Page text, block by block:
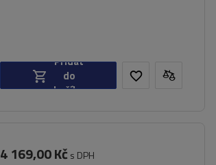
Přidat
do
košíku
4 169,00 Kč s DPH